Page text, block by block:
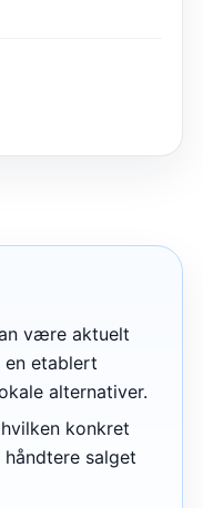
være aktuelt
en etablert
alternativer.
konkret
salget